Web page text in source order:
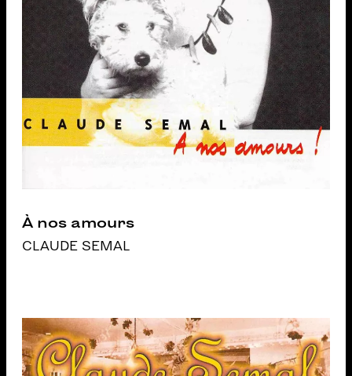
À nos amours
CLAUDE SEMAL